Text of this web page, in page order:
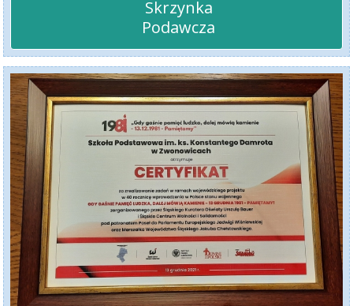
Podawcza